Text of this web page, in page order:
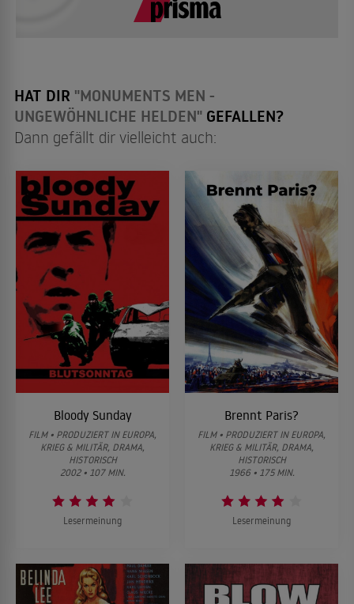
HAT DIR "MONUMENTS MEN -
UNGEWÖHNLICHE HELDEN" GEFALLEN?
Dann gefällt dir vielleicht auch:
Bloody Sunday
FILM • PRODUZIERT IN EUROPA,
KRIEG & MILITÄR, DRAMA,
HISTORISCH
2002 • 107 MIN.
Lesermeinung
Brennt Paris?
FILM • PRODUZIERT IN EUROPA,
KRIEG & MILITÄR, DRAMA,
HISTORISCH
1966 • 175 MIN.
Lesermeinung